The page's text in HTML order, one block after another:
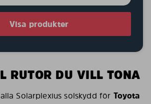
Visa produkter
RUTOR DU VILL TONA
Solarplexius solskydd för Toyota